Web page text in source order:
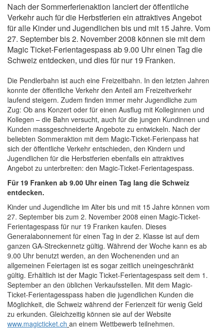
Nach der Sommerferienaktion lanciert der öffentliche
Verkehr auch für die Herbstferien ein attraktives Angebot
für alle Kinder und Jugendlichen bis und mit 15 Jahre. Vom
27. September bis 2. November 2008 können sie mit dem
Magic Ticket-Ferientagespass ab 9.00 Uhr einen Tag die
Schweiz entdecken, und dies für nur 19 Franken.
Die Pendlerbahn ist auch eine Freizeitbahn. In den letzten Jahren
konnte der öffentliche Verkehr den Anteil am Freizeitverkehr
laufend steigern. Zudem finden immer mehr Jugendliche zum
Zug: Ob ans Konzert oder für einen Ausflug mit Kolleginnen und
Kollegen – die Bahn versucht, auch für die jungen Kundinnen und
Kunden massgeschneiderte Angebote zu entwickeln. Nach der
beliebten Sommeraktion mit dem Magic-Ticket-Ferienpass hat
sich der öffentliche Verkehr entschieden, den Kindern und
Jugendlichen für die Herbstferien ebenfalls ein attraktives
Angebot zu unterbreiten: den Magic-Ticket-Ferientagespass.
Für 19 Franken ab 9.00 Uhr einen Tag lang die Schweiz
entdecken.
Kinder und Jugendliche im Alter bis und mit 15 Jahre können vom
27. September bis zum 2. November 2008 einen Magic-Ticket-
Ferientagespass für nur 19 Franken kaufen. Dieses
Generalabonnement für einen Tag in der 2. Klasse ist auf dem
ganzen GA-Streckennetz gültig. Während der Woche kann es ab
9.00 Uhr benutzt werden, an den Wochenenden und an
allgemeinen Feiertagen ist es sogar zeitlich uneingeschränkt
gültig. Erhältlich ist der Magic Ticket-Ferientagespass seit dem 1.
September an den üblichen Verkaufsstellen. Mit dem Magic-
Ticket-Ferientagesspass haben die jugendlichen Kunden die
Möglichkeit, die Schweiz während der Ferienzeit für wenig Geld
zu erkunden. Gleichzeitig können sie auf der Website
www.magicticket.ch an einem Wettbewerb teilnehmen.